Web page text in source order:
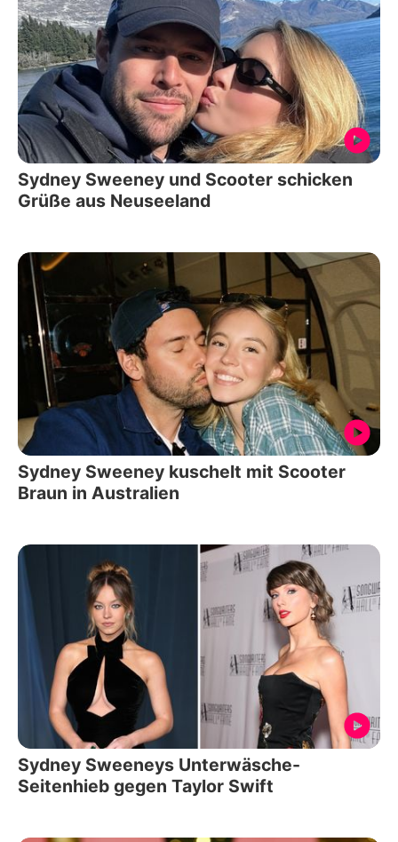
Sydney Sweeney und Scooter schicken
Grüße aus Neuseeland
Sydney Sweeney kuschelt mit Scooter
Braun in Australien
Sydney Sweeneys Unterwäsche-
Seitenhieb gegen Taylor Swift